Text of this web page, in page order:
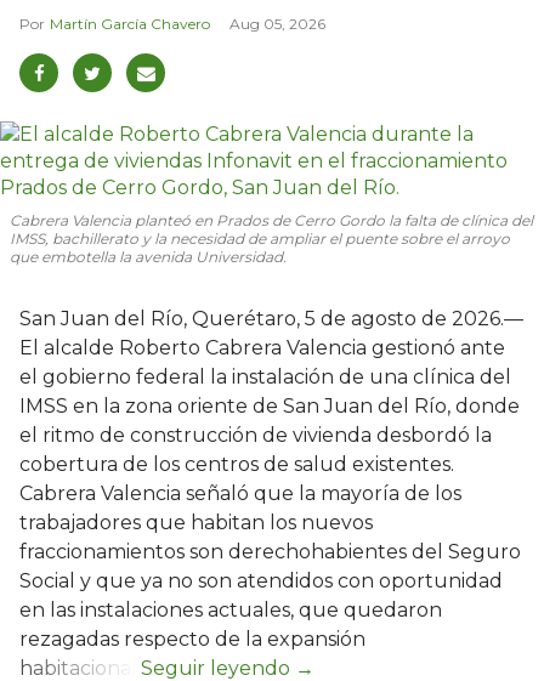
Martín García Chavero Aug 05, 2026
Cabrera Valencia planteó en Prados de Cerro Gordo la falta de clínica del
IMSS, bachillerato y la necesidad de ampliar el puente sobre el arroyo
que embotella la avenida Universidad.
San Juan del Río, Querétaro, 5 de agosto de 2026.—
El alcalde Roberto Cabrera Valencia gestionó ante
el gobierno federal la instalación de una clínica del
IMSS en la zona oriente de San Juan del Río, donde
el ritmo de construcción de vivienda desbordó la
cobertura de los centros de salud existentes.
Cabrera Valencia señaló que la mayoría de los
trabajadores que habitan los nuevos
fraccionamientos son derechohabientes del Seguro
Social y que ya no son atendidos con oportunidad
en las instalaciones actuales, que quedaron
rezagadas respecto de la expansión
habitacional.